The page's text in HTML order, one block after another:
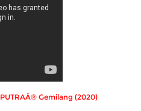
PUTRAÂ® Gemilang (2020)